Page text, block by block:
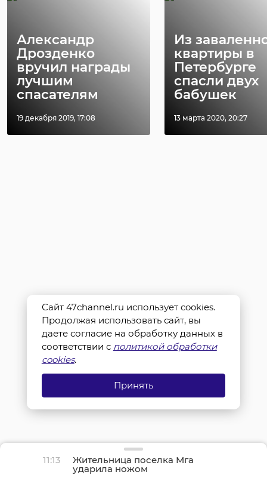
Александр
Дрозденко
вручил награды
лучшим
спасателям
19 декабря 2019, 17:08
Из
квартиры в
Петербурге
спасли двух
бабушек
13 марта 2020, 20:27
11:13 Жительница поселка Мга
ударила ножом
знакомого во время
Сайт 47channel.ru использует cookies.
Продолжая использовать сайт, вы
даете согласие на обработку данных в
соответствии с политикой обработки
cookies.
Принять